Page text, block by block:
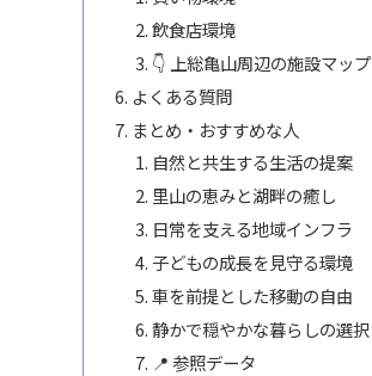
飲食店環境
👇 上総亀山周辺の施設マップ
よくある質問
まとめ・おすすめな人
自然と共生する生活の提案
里山の恵みと湖畔の癒し
日常を支える地域インフラ
子どもの成長を見守る環境
車を前提とした移動の自由
静かで穏やかな暮らしの選択
📍 参照データ